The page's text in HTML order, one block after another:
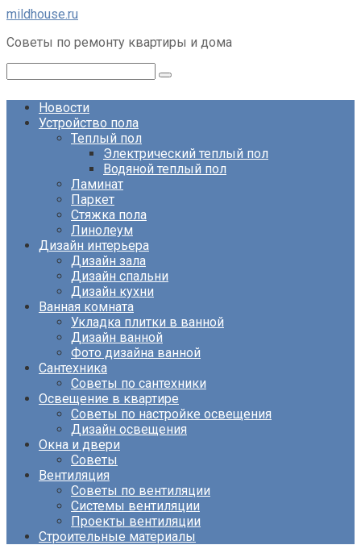
Перейти
контенту
mildhouse.ru
Советы по ремонту квартиры и дома
Новости
Устройство пола
Теплый пол
Электрический теплый пол
Водяной теплый пол
Ламинат
Паркет
Стяжка пола
Линолеум
Дизайн интерьера
Дизайн зала
Дизайн спальни
Дизайн кухни
Ванная комната
Укладка плитки в ванной
Дизайн ванной
Фото дизайна ванной
Сантехника
Советы по сантехники
Освещение в квартире
Советы по настройке освещения
Дизайн освещения
Окна и двери
Советы
Вентиляция
Советы по вентиляции
Системы вентиляции
Проекты вентиляции
Строительные материалы